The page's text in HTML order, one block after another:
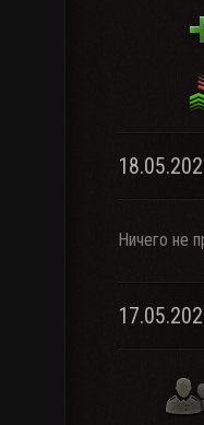
Ничего не